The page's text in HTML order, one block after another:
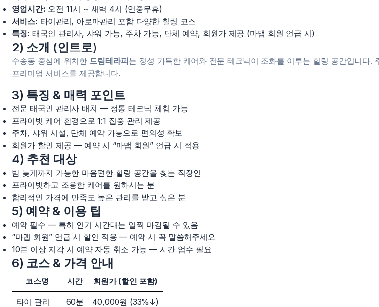
영업시간: 오전 11시 ~ 새벽 4시 (연중무휴)
서비스: 타이관리, 아로마관리 포함 다양한 힐링 코스
특징: 태국인 관리사, 샤워 가능, 주차 가능, 단체 예약, 회원가 제공 (마맵 회원 언급 시)
2) 소개 (인트로)
수송동 중심에 위치한 드림테라피는 정성 가득한 케어와 전문 테크닉이 조화를 이루는 힐링 공간입니다.
프리미엄 서비스를 제공합니다.
3) 특징 & 매력 포인트
전문 태국인 관리사 배치 — 정통 테크닉 체험 가능
프라이빗 케어 환경으로 1:1 집중 관리 제공
주차, 샤워 시설, 단체 예약 가능으로 편의성 확보
회원가 할인 제공 — 예약 시 “마맵 회원” 언급 시 적용
4) 추천 대상
밤 늦게까지 가능한 마음편한 힐링 공간을 찾는 직장인
프라이빗하고 조용한 케어를 원하시는 분
합리적인 가격에 만족도 높은 관리를 받고 싶은 분
5) 예약 & 이용 팁
예약 필수 — 특히 인기 시간대는 일찍 마감될 수 있음
“마맵 회원” 언급 시 할인 적용 — 예약 시 꼭 말씀해주세요
10분 이상 지각 시 예약 자동 취소 가능 — 시간 엄수 필요
6) 코스 & 가격 안내
코스명 시간 회원가 (할인 포함)
타이 관리 60분 40,000원 (33%↓)